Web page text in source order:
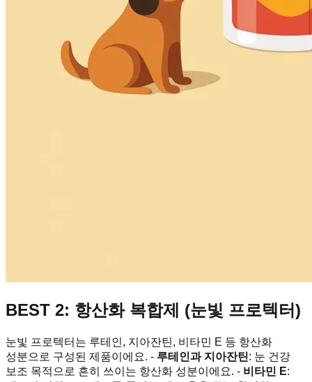
BEST 2: 항산화 복합제 (눈빛 프로텍터)
눈빛 프로텍터는 루테인, 지아잔틴, 비타민 E 등 항산화
성분으로 구성된 제품이에요. - 루테인과 지아잔틴: 눈 건강
보조 목적으로 흔히 쓰이는 항산화 성분이에요. - 비타민 E: